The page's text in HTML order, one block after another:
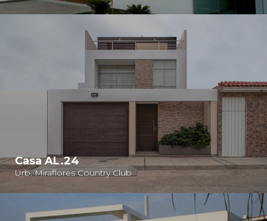
Casa AL.24
Urb. Miraflores Country Club